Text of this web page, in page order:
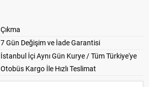
Çıkma
7 Gün Değişim ve İade Garantisi
İstanbul İçi Aynı Gün Kurye / Tüm Türkiye'ye
Otobüs Kargo İle Hızlı Teslimat